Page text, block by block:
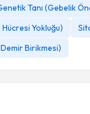
Tanı (Gebelik
Yokluğu)
Birikmesi)